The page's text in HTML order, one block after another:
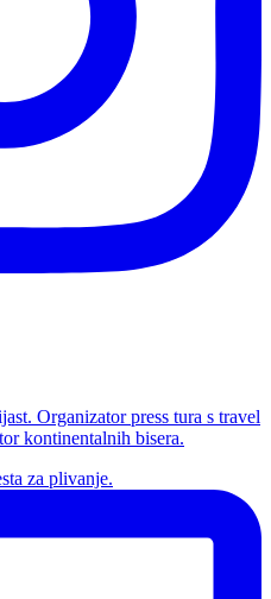
Organizator press tura s travel
kontinentalnih bisera.
za plivanje.